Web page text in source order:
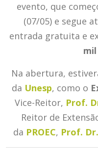
evento, que
(07/05) e segue
entrada gratuita e
Na abertura,
da Unesp, como o
Vice-Reitor, Prof.
Reitor de
da PROEC, Prof.